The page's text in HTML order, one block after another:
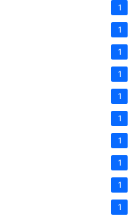
1
1
1
1
1
1
1
1
1
1